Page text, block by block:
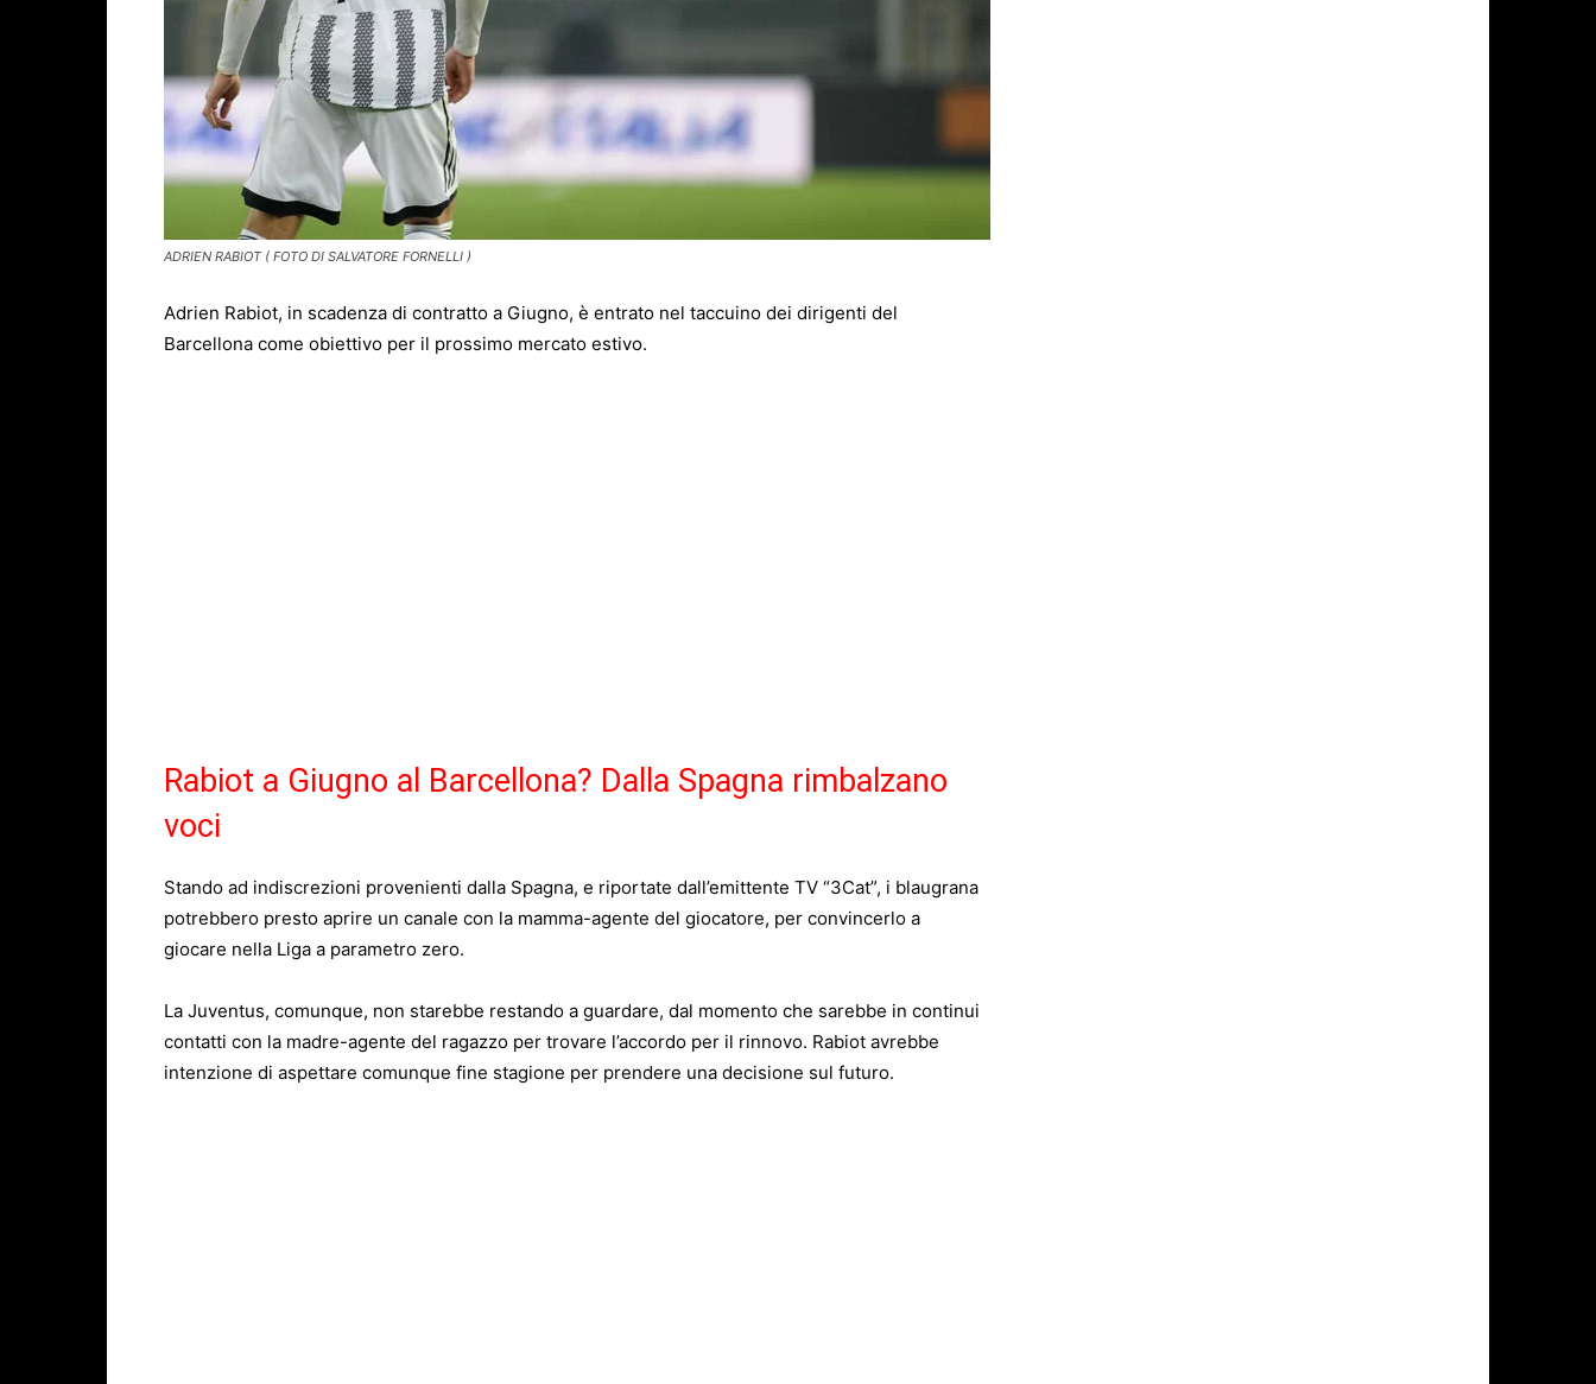
ADRIEN RABIOT ( FOTO DI SALVATORE FORNELLI )
Adrien Rabiot, in scadenza di contratto a Giugno, è entrato nel taccuino dei dirigenti del
Barcellona come obiettivo per il prossimo mercato estivo.
Rabiot a Giugno al Barcellona? Dalla Spagna rimbalzano
voci
Stando ad indiscrezioni provenienti dalla Spagna, e riportate dall’emittente TV “3Cat”, i blaugrana
potrebbero presto aprire un canale con la mamma-agente del giocatore, per convincerlo a
giocare nella Liga a parametro zero.
La Juventus, comunque, non starebbe restando a guardare, dal momento che sarebbe in continui
contatti con la madre-agente del ragazzo per trovare l’accordo per il rinnovo. Rabiot avrebbe
intenzione di aspettare comunque fine stagione per prendere una decisione sul futuro.